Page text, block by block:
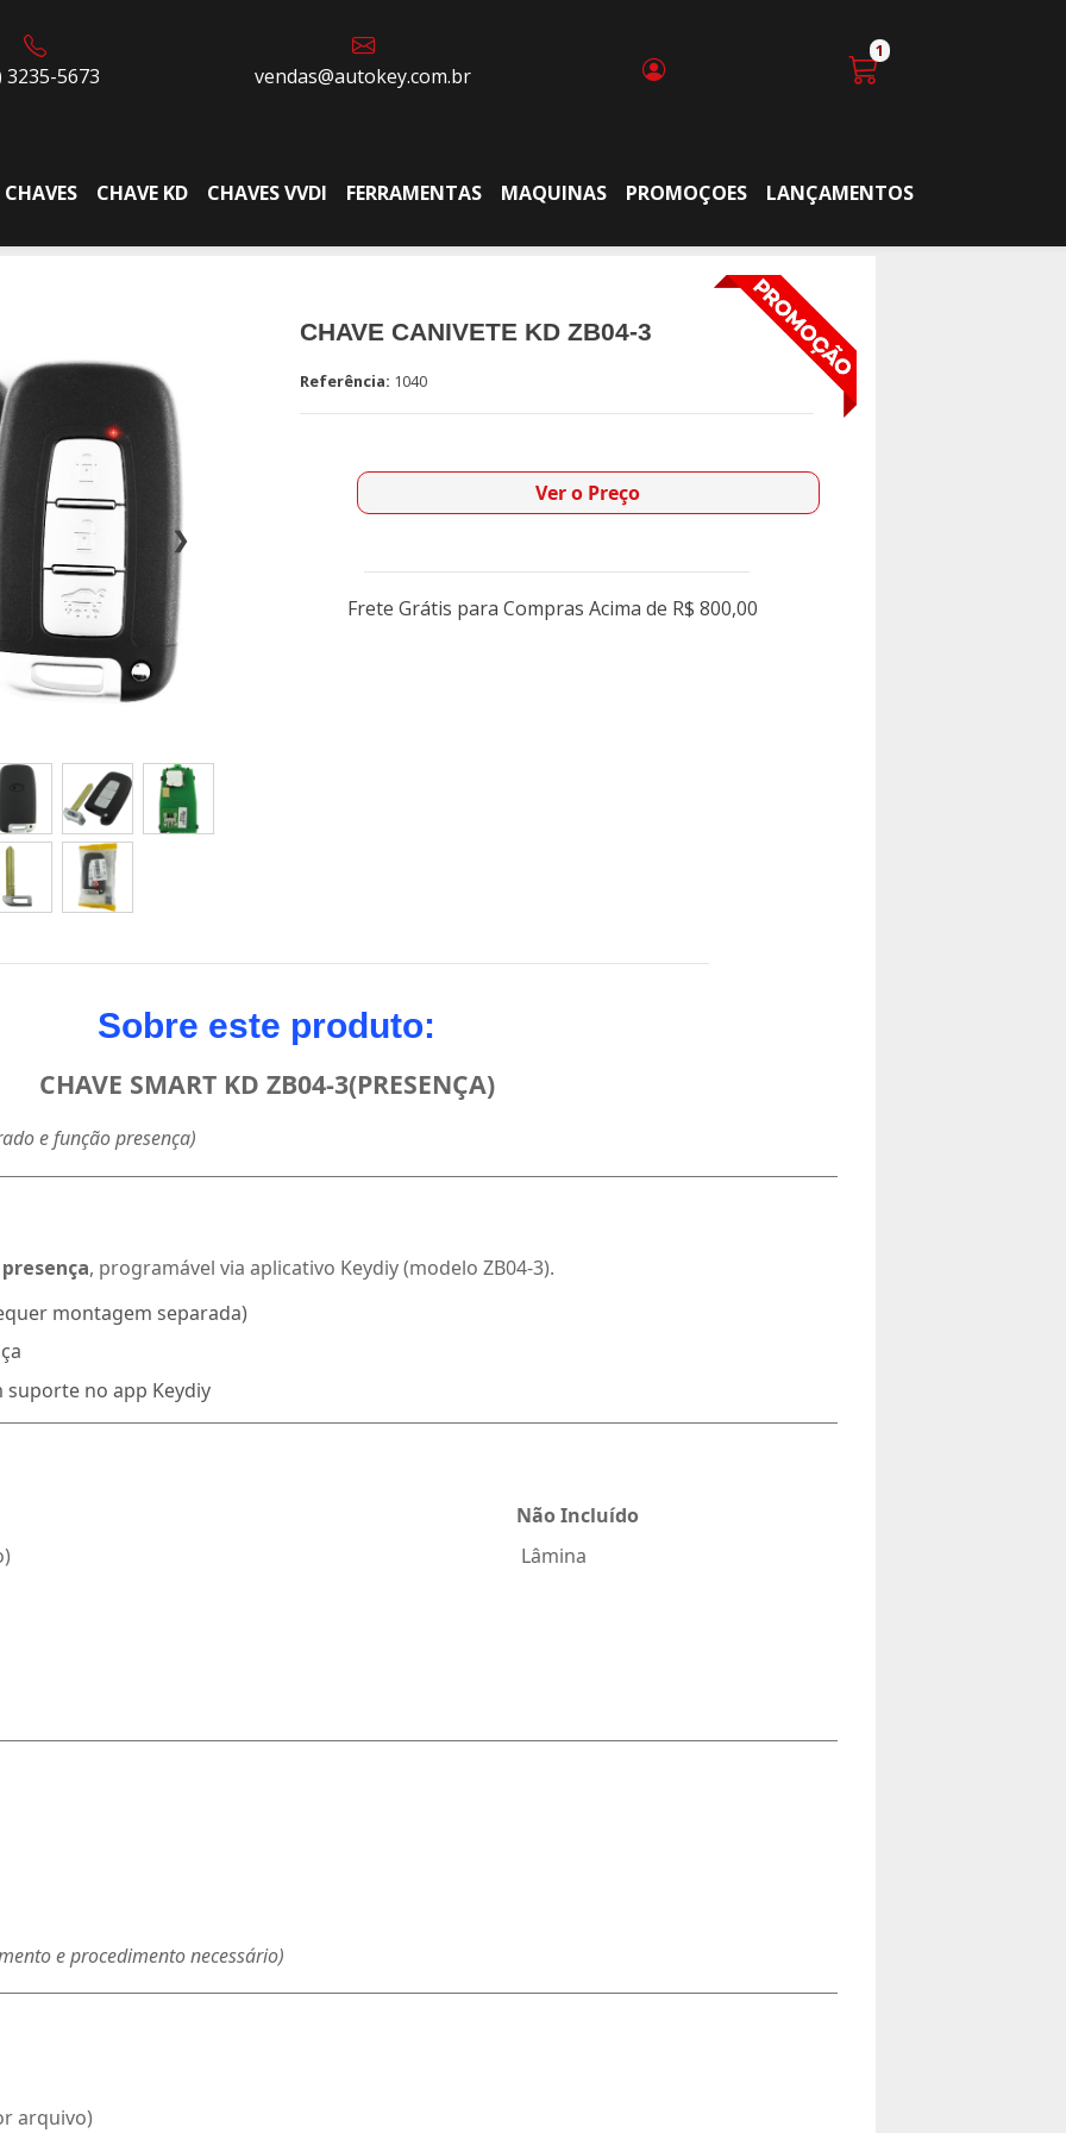
3235-5673 vendas@autokey.com.br
1
CHAVES CHAVE KD CHAVES VVDI FERRAMENTAS MAQUINAS PROMOÇOES LANÇAMENTOS
❯
CHAVE CANIVETE KD ZB04-3
Referência: 1040
Ver o Preço
Frete Grátis para Compras Acima de R$ 800,00
Sobre este produto:
CHAVE SMART KD ZB04-3(PRESENÇA)
e função presença)
, programável via aplicativo Keydiy (modelo ZB04-3).
montagem separada)
suporte no app Keydiy
Não Incluído
 Lâmina
e procedimento necessário)
arquivo)